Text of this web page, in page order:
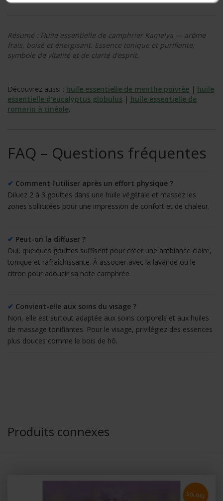
Résumé : Huile essentielle de camphrier Kamelya — arôme
frais, boisé et énergisant. Essence tonique et purifiante,
symbole de vitalité et de clarté d’esprit.
Découvrez aussi : huile essentielle de menthe poivrée | huile
essentielle d’eucalyptus globulus | huile essentielle de
romarin à cinéole.
FAQ – Questions fréquentes
✔ Comment l’utiliser après un effort physique ?
Diluez 2 à 3 gouttes dans une huile végétale et massez les
zones sollicitées pour une impression de confort et de chaleur.
✔ Peut-on la diffuser ?
Oui, quelques gouttes suffisent pour créer une ambiance claire,
tonique et rafraîchissante. À associer avec la lavande ou le
citron pour adoucir sa note camphrée.
✔ Convient-elle aux soins du visage ?
Non, elle est surtout adaptée aux soins corporels et aux huiles
de massage tonifiantes. Pour le visage, privilégiez des essences
plus douces comme le bois de hô.
Produits connexes
SOLDES